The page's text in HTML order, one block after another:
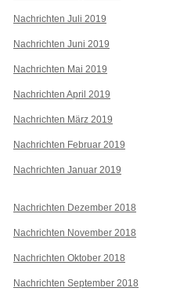
Nachrichten Juli 2019
Nachrichten Juni 2019
Nachrichten Mai 2019
Nachrichten April 2019
Nachrichten März 2019
Nachrichten Februar 2019
Nachrichten Januar 2019
Nachrichten Dezember 2018
Nachrichten November 2018
Nachrichten Oktober 2018
Nachrichten September 2018